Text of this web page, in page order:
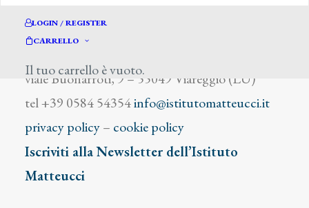
LOGIN / REGISTER
CARRELLO
Il tuo carrello è vuoto.
viale Buonarroti, 9 – 55049 Viareggio (LU)
tel +39 0584 54354info@istitutomatteucci.it
privacy policy– cookie policy
Iscriviti alla Newsletter dell’Istituto
Matteucci